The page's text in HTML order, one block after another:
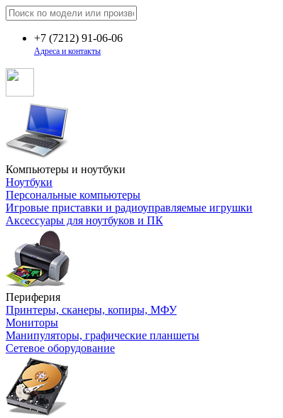
+7 (7212) 91-06-06
Адреса и контакты
Компьютеры и ноутбуки
Ноутбуки
Персональные компьютеры
Игровые приставки и радиоуправляемые игрушки
Аксессуары для ноутбуков и ПК
Периферия
Принтеры, сканеры, копиры, МФУ
Мониторы
Манипуляторы, графические планшеты
Сетевое оборудование